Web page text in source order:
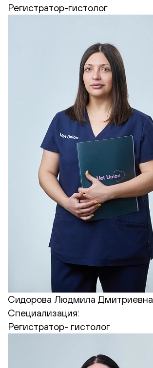
Регистратор-гистолог
Сидорова Людмила Дмитриевна
Специализация:
Регистратор- гистолог